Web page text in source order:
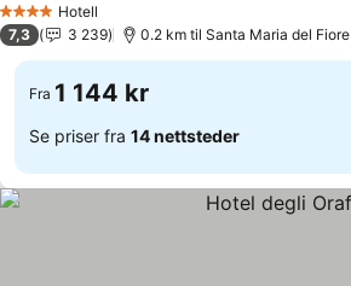
4 StjernerHotell
7,3 3 239 0.2 km til Santa Maria del Fiore
Fra 1 144 kr
Se priser fra 14 nettsteder